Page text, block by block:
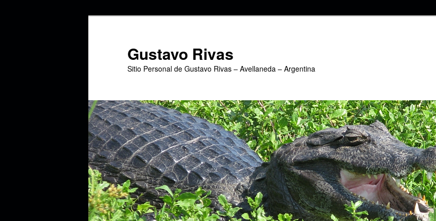
Gustavo Rivas
Sitio Personal de Gustavo Rivas – Avellaneda – Argentina